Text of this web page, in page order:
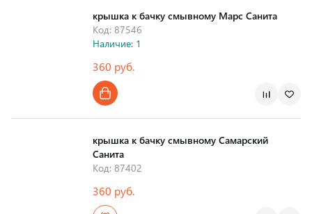
крышка к бачку смывному Марс Санита
Код: 87546
Наличие: 1
360 руб.
крышка к бачку смывному Самарский
Санита
Код: 87402
360 руб.